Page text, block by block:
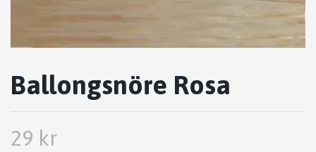
Ballongsnöre Rosa
29 kr